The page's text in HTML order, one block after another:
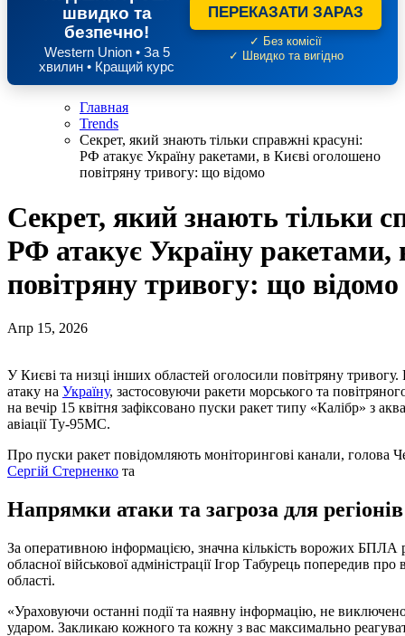
швидко та
безпечно!
Western Union • За 5
хвилин • Кращий курс
ПЕРЕКАЗАТИ ЗАРАЗ
✓ Без комісії
✓ Швидко та вигідно
Главная
Trends
Секрет, який знають тільки справжні красуні:
РФ атакує Україну ракетами, в Києві оголошено
повітряну тривогу: що відомо
Секрет, який знають тільки
РФ атакує Україну ракетами,
повітряну тривогу: що відомо
Апр 15, 2026
У Києві та низці інших областей оголосили повітряну тривогу. Російські війська розпочали масштабну повітряну
атаку на Україну, застосовуючи ракети морського та
на вечір 15 квітня зафіксовано пуски ракет типу «Калібр» з
авіації Ту-95МС.
Про пуски ракет повідомляють моніторингові канали, голова
Сергій Стерненко та
Напрямки атаки та загроза для регіонів
За оперативною інформацією, значна кількість ворожих БПЛА
обласної військової адміністрації Ігор Табурець попередив
області.
«Ураховуючи останні події та наявну інформацію, не
ударом. Закликаю кожного та кожну з вас максимально